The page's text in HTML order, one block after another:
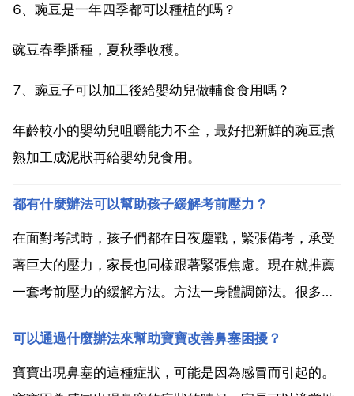
6、豌豆是一年四季都可以種植的嗎？
豌豆春季播種，夏秋季收穫。
7、豌豆子可以加工後給嬰幼兒做輔食食用嗎？
年齡較小的嬰幼兒咀嚼能力不全，最好把新鮮的豌豆煮
熟加工成泥狀再給嬰幼兒食用。
都有什麼辦法可以幫助孩子緩解考前壓力？
在面對考試時，孩子們都在日夜鏖戰，緊張備考，承受
著巨大的壓力，家長也同樣跟著緊張焦慮。現在就推薦
一套考前壓力的緩解方法。方法一身體調節法。很多孩
常低，越學越焦慮。可以讓孩子每天戶外運動分鐘來改
善這種狀況。比如讓孩子到操場上跑兩圈，或者跳跳
可以通過什麼辦法來幫助寶寶改善鼻塞困擾？
寶寶出現鼻塞的這種症狀，可能是因為感冒而引起的。